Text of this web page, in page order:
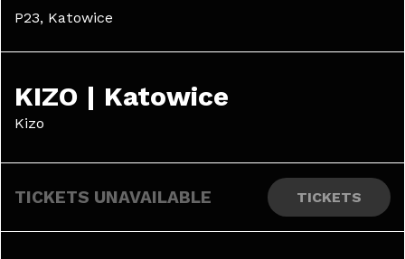
P23, Katowice
KIZO | Katowice
Kizo
TICKETS UNAVAILABLE TICKETS